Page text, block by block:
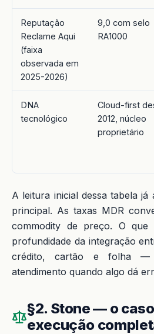
Reputação
Reclame Aqui
(faixa
observada em
2025-2026)
9,0 com selo
RA1000
DNA
tecnológico
Cloud-first
2012, núcleo
proprietário
A leitura inicial dessa tabela já
principal. As taxas MDR
commodity de preço. O
profundidade da integração
crédito, cartão e folha
atendimento quando algo dá
§2. Stone — o
execução